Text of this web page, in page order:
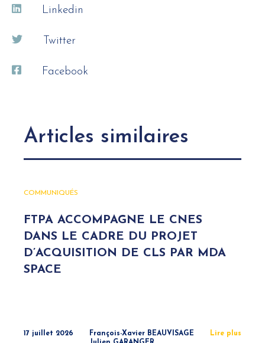
Linkedin
Twitter
Facebook
Articles similaires
COMMUNIQUÉS
FTPA ACCOMPAGNE LE CNES
DANS LE CADRE DU PROJET
D’ACQUISITION DE CLS PAR MDA
SPACE
17 juillet 2026
François-Xavier BEAUVISAGE
Lire plus